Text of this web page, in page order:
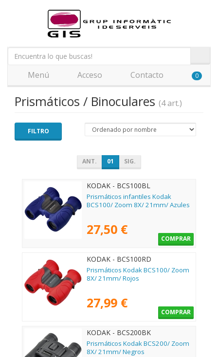
Menú Acceso Contacto 0
Prismáticos / Binoculares (4 art.)
FILTRO
ANT. 01 SIG.
KODAK - BCS100BL
Prismáticos infantiles Kodak
BCS100/ Zoom 8X/ 21mm/ Azules
27,50 €
COMPRAR
KODAK - BCS100RD
Prismáticos Kodak BCS100/ Zoom
8X/ 21mm/ Rojos
27,99 €
COMPRAR
KODAK - BCS200BK
Prismáticos Kodak BCS200/ Zoom
8X/ 21mm/ Negros